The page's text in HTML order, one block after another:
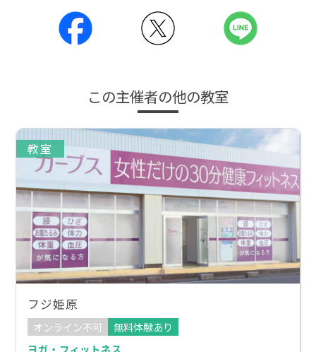
この主催者の他の教室
教室
フジ姫原
オンライン不可
無料体験あり
ヨガ・フィットネス